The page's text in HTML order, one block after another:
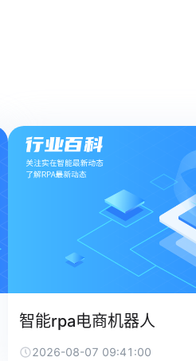
智能rpa电商机器人
2026-08-07 09:41:00